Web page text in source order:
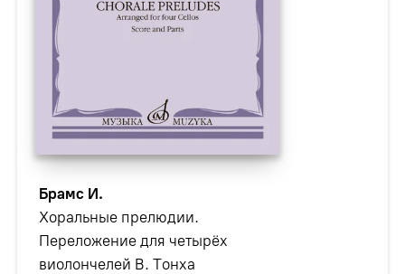
Брамс И.
Хоральные прелюдии.
Переложение для четырёх
виолончелей В. Тонха